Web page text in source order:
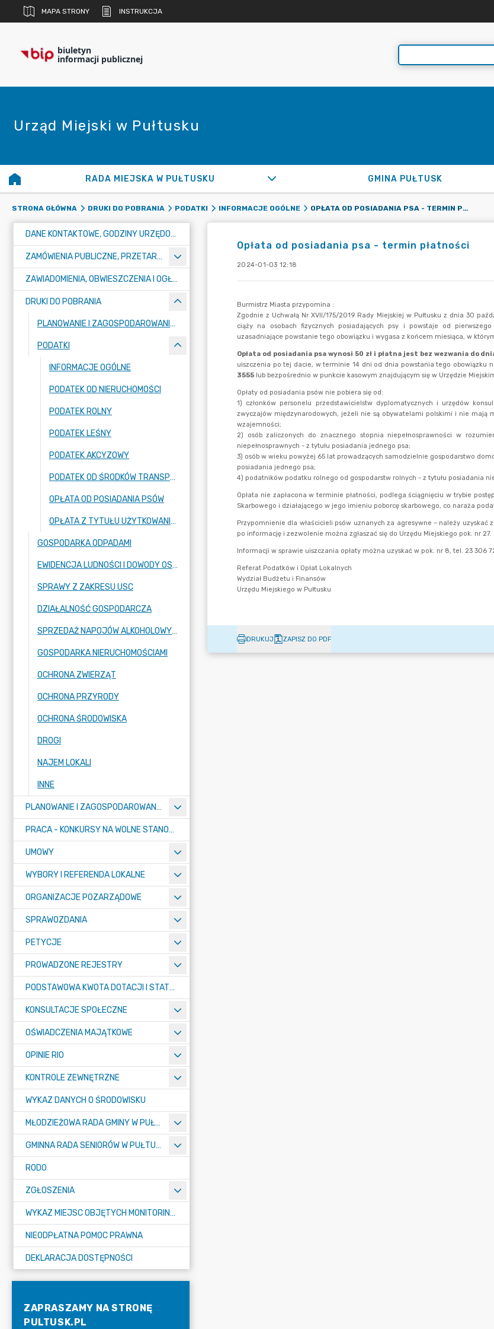
MAPA STRONY INSTRUKCJA
biuletyn
informacji publicznej
Urząd Miejski w Pułtusku
RADA MIEJSKA W PUŁTUSKU GMINA PUŁTUSK
STRONA GŁÓWNA DRUKI DO POBRANIA PODATKI INFORMACJE OGÓLNE OPŁATA OD POSIADANIA PSA - TERMIN PŁATNOŚCI
DANE KONTAKTOWE, GODZINY URZĘDOWANIA I NUMER KONTA BANKOWEGO
ZAMÓWIENIA PUBLICZNE, PRZETARGI, KONKURSY
ZAWIADOMIENIA, OBWIESZCZENIA I OGŁOSZENIA
DRUKI DO POBRANIA
PLANOWANIE I ZAGOSPODAROWANIE PRZESTRZENNE
PODATKI
INFORMACJE OGÓLNE
PODATEK OD NIERUCHOMOŚCI
PODATEK ROLNY
PODATEK LEŚNY
PODATEK AKCYZOWY
PODATEK OD ŚRODKÓW TRANSPORTOWYCH
OPŁATA OD POSIADANIA PSÓW
OPŁATA Z TYTUŁU UŻYTKOWANIA WIECZYSTEGO
GOSPODARKA ODPADAMI
EWIDENCJA LUDNOŚCI I DOWODY OSOBISTE
SPRAWY Z ZAKRESU USC
DZIAŁALNOŚĆ GOSPODARCZA
SPRZEDAŻ NAPOJÓW ALKOHOLOWYCH
GOSPODARKA NIERUCHOMOŚCIAMI
OCHRONA ZWIERZĄT
OCHRONA PRZYRODY
OCHRONA ŚRODOWISKA
DROGI
NAJEM LOKALI
INNE
PLANOWANIE I ZAGOSPODAROWANIE PRZESTRZENNE
PRACA - KONKURSY NA WOLNE STANOWISKA
UMOWY
WYBORY I REFERENDA LOKALNE
ORGANIZACJE POZARZĄDOWE
SPRAWOZDANIA
PETYCJE
PROWADZONE REJESTRY
PODSTAWOWA KWOTA DOTACJI I STATYSTYCZNA LICZBA UCZNIÓW
KONSULTACJE SPOŁECZNE
OŚWIADCZENIA MAJĄTKOWE
OPINIE RIO
KONTROLE ZEWNĘTRZNE
WYKAZ DANYCH O ŚRODOWISKU
MŁODZIEŻOWA RADA GMINY W PUŁTUSKU
GMINNA RADA SENIORÓW W PUŁTUSKU
RODO
ZGŁOSZENIA
WYKAZ MIEJSC OBJĘTYCH MONITORINGIEM
NIEODPŁATNA POMOC PRAWNA
DEKLARACJA DOSTĘPNOŚCI
ZAPRASZAMY NA STRONĘ
PULTUSK.PL
Opłata od posiadania psa - termin płatności
2024-01-03 12:18
DRUKUJ ZAPISZ DO PDF